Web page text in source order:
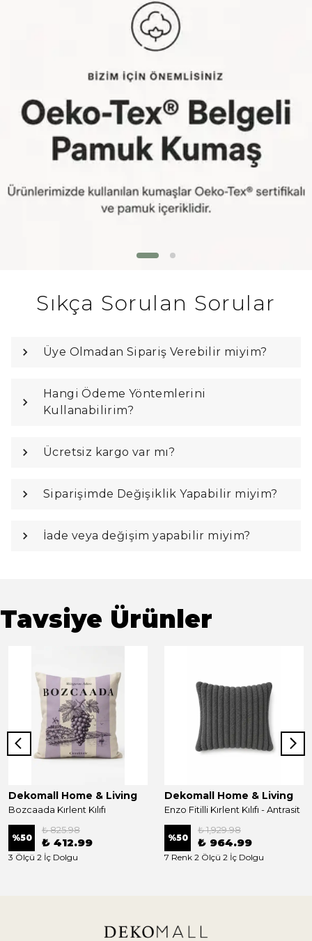
Sıkça Sorulan Sorular
Üye Olmadan Sipariş Verebilir miyim?
Hangi Ödeme Yöntemlerini
Kullanabilirim?
Ücretsiz kargo var mı?
Siparişimde Değişiklik Yapabilir miyim?
İade veya değişim yapabilir miyim?
Tavsiye Ürünler
Dekomall Home & Living
Bozcaada Kırlent Kılıfı
%50
₺ 825.98
₺ 412.99
3 Ölçü 2 İç Dolgu
Dekomall Home & Living
Enzo Fitilli Kırlent Kılıfı - Antrasit
%50
₺ 1,929.98
₺ 964.99
7 Renk 2 Ölçü 2 İç Dolgu